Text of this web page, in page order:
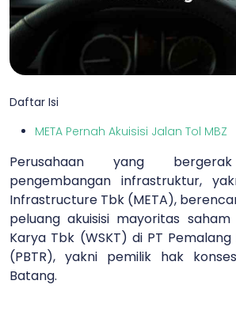
Daftar Isi
META Pernah Akuisisi Jalan Tol MBZ
Perusahaan yang
pengembangan infrastruktur,
Infrastructure Tbk (META),
peluang akuisisi mayoritas
Karya Tbk (WSKT) di PT
(PBTR), yakni pemilik hak
Batang.